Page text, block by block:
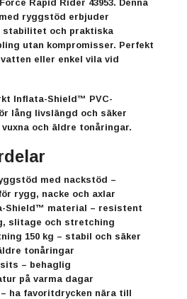
Rapid Rider 43953. Denna
ryggstöd erbjuder
stabilitet och praktiska
utan kompromisser. Perfekt
eller enkel vila vid
Inflata-Shield™ PVC-
lång livslängd och säker
och äldre tonåringar.
med nackstöd –
rygg, nacke och axlar
Shield™ material – resistent
slitage och stretching
150 kg – stabil och säker
tonåringar
sits – behaglig
på varma dagar
– ha favoritdrycken nära till